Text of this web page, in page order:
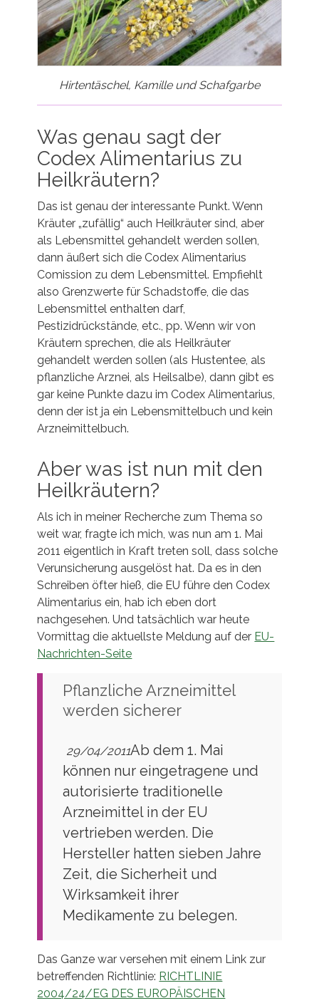
Hirtentäschel, Kamille und Schafgarbe
Was genau sagt der
Codex Alimentarius zu
Heilkräutern?
Das ist genau der interessante Punkt. Wenn
Kräuter „zufällig“ auch Heilkräuter sind, aber
als Lebensmittel gehandelt werden sollen,
dann äußert sich die Codex Alimentarius
Comission zu dem Lebensmittel. Empfiehlt
also Grenzwerte für Schadstoffe, die das
Lebensmittel enthalten darf,
Pestizidrückstände, etc., pp. Wenn wir von
Kräutern sprechen, die als Heilkräuter
gehandelt werden sollen (als Hustentee, als
pflanzliche Arznei, als Heilsalbe), dann gibt es
gar keine Punkte dazu im Codex Alimentarius,
denn der ist ja ein Lebensmittelbuch und kein
Arzneimittelbuch.
Aber was ist nun mit den
Heilkräutern?
Als ich in meiner Recherche zum Thema so
weit war, fragte ich mich, was nun am 1. Mai
2011 eigentlich in Kraft treten soll, dass solche
Verunsicherung ausgelöst hat. Da es in den
Schreiben öfter hieß, die EU führe den Codex
Alimentarius ein, hab ich eben dort
nachgesehen. Und tatsächlich war heute
Vormittag die aktuellste Meldung auf der EU-
Nachrichten-Seite
Pflanzliche Arzneimittel
werden sicherer
29/04/2011Ab dem 1. Mai
können nur eingetragene und
autorisierte traditionelle
Arzneimittel in der EU
vertrieben werden. Die
Hersteller hatten sieben Jahre
Zeit, die Sicherheit und
Wirksamkeit ihrer
Medikamente zu belegen.
Das Ganze war versehen mit einem Link zur
betreffenden Richtlinie: RICHTLINIE
2004/24/EG DES EUROPÄISCHEN